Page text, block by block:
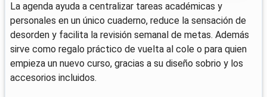
La agenda ayuda a centralizar tareas académicas y
personales en un único cuaderno, reduce la sensación de
desorden y facilita la revisión semanal de metas. Además
sirve como regalo práctico de vuelta al cole o para quien
empieza un nuevo curso, gracias a su diseño sobrio y los
accesorios incluidos.